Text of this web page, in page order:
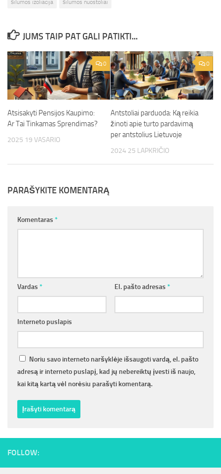
šilumos izoliacija šilumos nuostoliai
JUMS TAIP PAT GALI PATIKTI...
0
Atsisakyti Pensijos Kaupimo:
Ar Tai Tinkamas Sprendimas?
2025 19 VASARIO
0
Antstoliai parduoda: Ką reikia
žinoti apie turto pardavimą
per antstolius Lietuvoje
2024 25 LAPKRIČIO
PARAŠYKITE KOMENTARĄ
Komentaras *
Vardas * El. pašto adresas *
Interneto puslapis
Noriu savo interneto naršyklėje išsaugoti vardą, el. pašto
adresą ir interneto puslapį, kad jų nebereiktų įvesti iš naujo,
kai kitą kartą vėl norėsiu parašyti komentarą.
FOLLOW: